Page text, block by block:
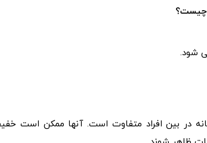
چیست؟
شود.
در بین افراد متفاوت است. آنها ممکن است